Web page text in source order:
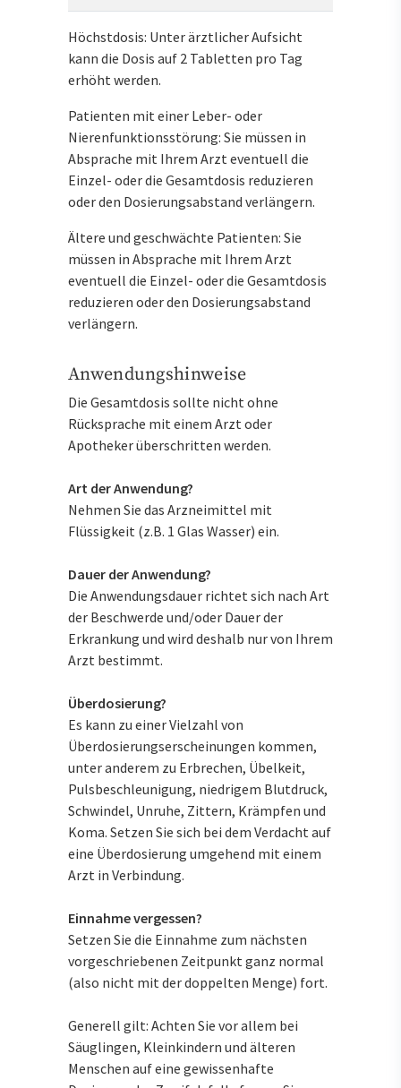
Höchstdosis: Unter ärztlicher Aufsicht
kann die Dosis auf 2 Tabletten pro Tag
erhöht werden.
Patienten mit einer Leber- oder
Nierenfunktionsstörung: Sie müssen in
Absprache mit Ihrem Arzt eventuell die
Einzel- oder die Gesamtdosis reduzieren
oder den Dosierungsabstand verlängern.
Ältere und geschwächte Patienten: Sie
müssen in Absprache mit Ihrem Arzt
eventuell die Einzel- oder die Gesamtdosis
reduzieren oder den Dosierungsabstand
verlängern.
Anwendungshinweise
Die Gesamtdosis sollte nicht ohne
Rücksprache mit einem Arzt oder
Apotheker überschritten werden.
Art der Anwendung?
Nehmen Sie das Arzneimittel mit
Flüssigkeit (z.B. 1 Glas Wasser) ein.
Dauer der Anwendung?
Die Anwendungsdauer richtet sich nach Art
der Beschwerde und/oder Dauer der
Erkrankung und wird deshalb nur von Ihrem
Arzt bestimmt.
Überdosierung?
Es kann zu einer Vielzahl von
Überdosierungserscheinungen kommen,
unter anderem zu Erbrechen, Übelkeit,
Pulsbeschleunigung, niedrigem Blutdruck,
Schwindel, Unruhe, Zittern, Krämpfen und
Koma. Setzen Sie sich bei dem Verdacht auf
eine Überdosierung umgehend mit einem
Arzt in Verbindung.
Einnahme vergessen?
Setzen Sie die Einnahme zum nächsten
vorgeschriebenen Zeitpunkt ganz normal
(also nicht mit der doppelten Menge) fort.
Generell gilt: Achten Sie vor allem bei
Säuglingen, Kleinkindern und älteren
Menschen auf eine gewissenhafte